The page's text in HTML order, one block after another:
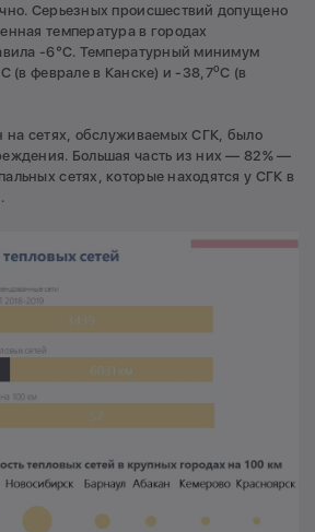
Серьезных происшествий допущено
температура в городах
-6°C. Температурный минимум
С (в феврале в Канске) и -38,7оС (в
на сетях, обслуживаемых СГК, было
Большая часть из них — 82% —
сетях, которые находятся у СГК в